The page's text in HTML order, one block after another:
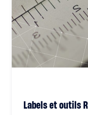
Labels et outils